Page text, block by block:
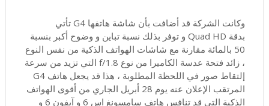
وكانت الشركة قد
أضافت بأن شاشة هاتفها G4 تأتي
بدقة Quad HD و توفر بذلك نسبة تباين و وضوح أكبر بنسبة
50 بالمائة مقارنة مع شاشات الهواتف الذكية من نفس النوع
، زائد فتحة عدسة الكاميرا من نوع f/1.8 التي تزيد من سرعة
إلتقاط صور في اللحظة المطلوبة ، هذا قد يجعل هاتف G4
المرتقب الإعلان عنه يوم 28 أبريل الجاري من أقوى الهواتف
الذكية التي قد تنافس هاتف سامسونغ اس 6 و آيفون 6 و